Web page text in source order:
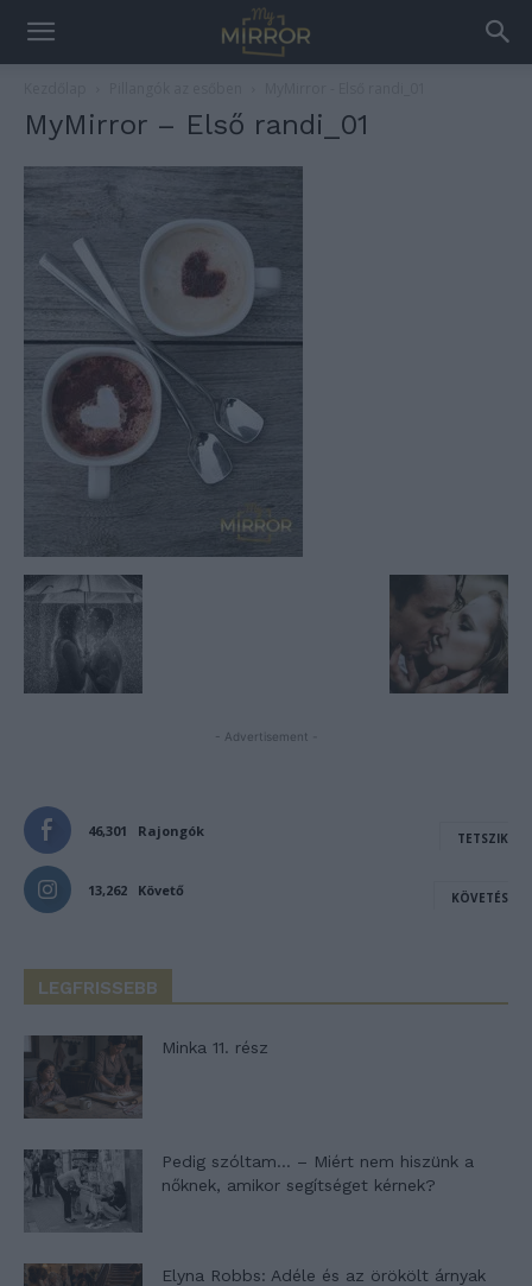
MyMirror – Első randi_01
- Advertisement -
46,301 Rajongók TETSZIK
13,262 Követő KÖVETÉS
LEGFRISSEBB
Minka 11. rész
Pedig szóltam… – Miért nem hiszünk a
nőknek, amikor segítséget kérnek?
Elyna Robbs: Adéle és az örökölt árnyak